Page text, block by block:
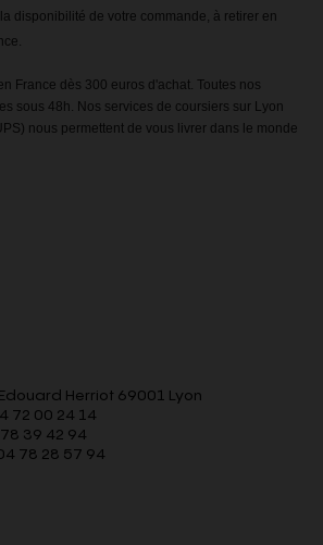
disponibilité de votre commande, à retirer en
France dès 300 euros d'achat. Toutes nos
sous 48h. Nos services de coursiers sur Lyon
nous permettent de vous livrer dans le monde
Herriot 69001 Lyon
72 00 24 14
39 42 94
78 28 57 94